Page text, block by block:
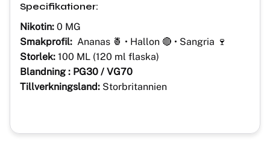
Specifikationer:
Nikotin: 0 MG
Smakprofil: Ananas 🍍 • Hallon 🔴 • Sangria 🍷
Storlek: 100 ML (120 ml flaska)
Blandning : PG30 / VG70
Tillverkningsland: Storbritannien